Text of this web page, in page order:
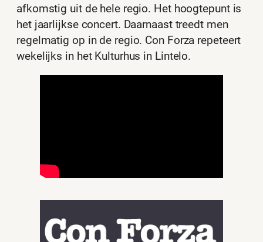
afkomstig uit de hele regio. Het hoogtepunt is
het jaarlijkse concert. Daarnaast treedt men
regelmatig op in de regio. Con Forza repeteert
wekelijks in het Kulturhus in Lintelo.